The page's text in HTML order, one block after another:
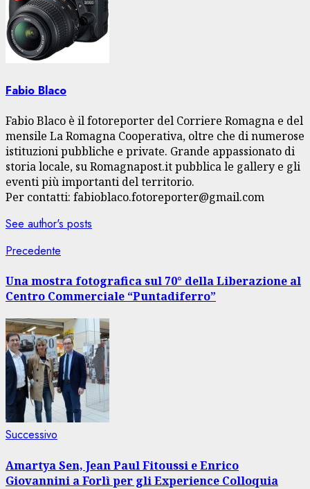
Fabio Blaco
Fabio Blaco è il fotoreporter del Corriere Romagna e del
mensile La Romagna Cooperativa, oltre che di numerose
istituzioni pubbliche e private. Grande appassionato di
storia locale, su Romagnapost.it pubblica le gallery e gli
eventi più importanti del territorio.
Per contatti: fabioblaco.fotoreporter@gmail.com
See author's posts
Navigazione
articolo
Precedente
Una mostra fotografica sul 70° della Liberazione al
Centro Commerciale “Puntadiferro”
Successivo
Amartya Sen, Jean Paul Fitoussi e Enrico
Giovannini a Forlì per gli Experience Colloquia